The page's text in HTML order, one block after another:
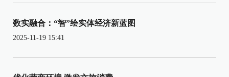
数实融合：“智”绘实体经济新蓝图
2025-11-19 15:41